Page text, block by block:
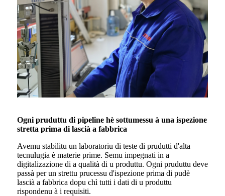
Ogni pruduttu di pipeline hè sottumessu à una ispezione
stretta prima di lascià a fabbrica
Avemu stabilitu un laboratoriu di teste di prudutti d'alta
tecnulugia è materie prime. Semu impegnati in a
digitalizazione di a qualità di u produttu. Ogni pruduttu deve
passà per un strettu prucessu d'ispezione prima di pudè
lascià a fabbrica dopu chì tutti i dati di u produttu
rispondenu à i requisiti.